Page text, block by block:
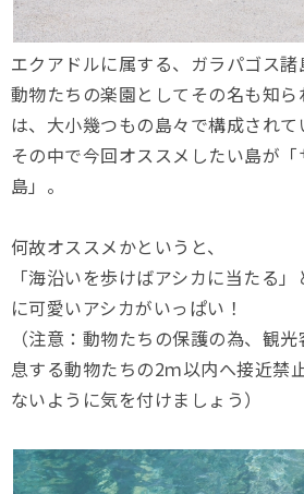
エクアドルに属する、ガラパゴス諸
動物たちの楽園としてその名も知
は、大小幾つもの島々で構成されて
その中で今回オススメしたい島が
島」。
何故オススメかというと、
「海沿いを歩けばアシカに当たる
に可愛いアシカがいっぱい！
（注意：動物たちの保護の為、観
息する動物たちの2ｍ以内へ接近禁
ないように気を付けましょう）